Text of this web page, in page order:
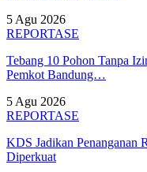
5 Agu 2026
REPORTASE
Tebang 10 Pohon Tanpa
Pemkot Bandung…
5 Agu 2026
REPORTASE
KDS Jadikan Penanganan
Diperkuat